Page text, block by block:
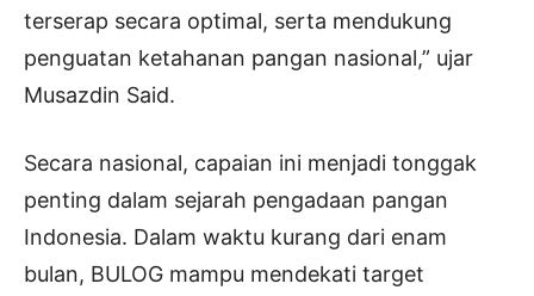
terserap secara optimal, serta mendukung
penguatan ketahanan pangan nasional,” ujar
Musazdin Said.
Secara nasional, capaian ini menjadi tonggak
penting dalam sejarah pengadaan pangan
Indonesia. Dalam waktu kurang dari enam
bulan, BULOG mampu mendekati target